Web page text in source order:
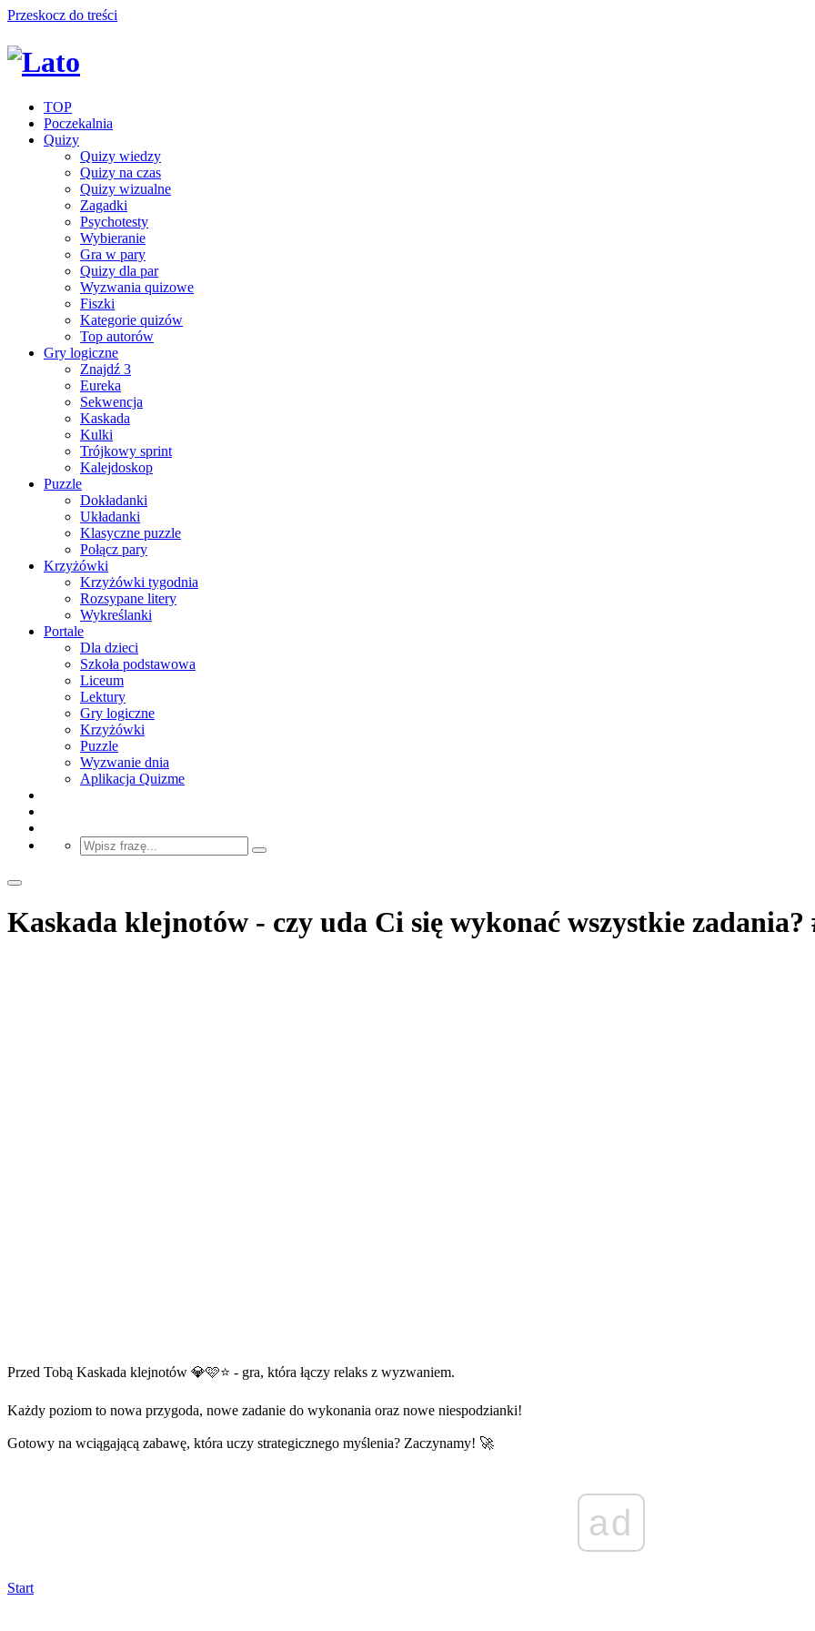
Przeskocz do treści
TOP
Poczekalnia
Quizy
Quizy wiedzy
Quizy na czas
Quizy wizualne
Zagadki
Psychotesty
Wybieranie
Gra w pary
Quizy dla par
Wyzwania quizowe
Fiszki
Kategorie quizów
Top autorów
Gry logiczne
Znajdź 3
Eureka
Sekwencja
Kaskada
Kulki
Trójkowy sprint
Kalejdoskop
Puzzle
Dokładanki
Układanki
Klasyczne puzzle
Połącz pary
Krzyżówki
Krzyżówki tygodnia
Rozsypane litery
Wykreślanki
Portale
Dla dzieci
Szkoła podstawowa
Liceum
Lektury
Gry logiczne
Krzyżówki
Puzzle
Wyzwanie dnia
Aplikacja Quizme
Kaskada klejnotów - czy uda Ci się wykonać wszystkie zadania?
Przed Tobą Kaskada klejnotów 💎🩷⭐ - gra, która łączy relaks z wyzwaniem.
Każdy poziom to nowa przygoda, nowe zadanie do wykonania oraz nowe niespodzianki!
Gotowy na wciągającą zabawę, która uczy strategicznego myślenia? Zaczynamy! 🚀
ad
Start